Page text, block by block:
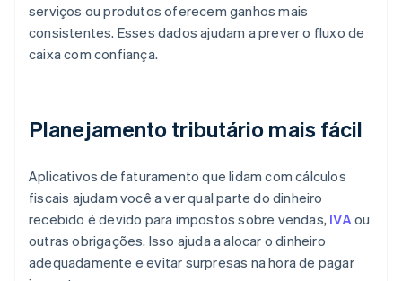
serviços ou produtos oferecem ganhos mais
consistentes. Esses dados ajudam a prever o fluxo de
caixa com confiança.
Planejamento tributário mais fácil
Aplicativos de faturamento que lidam com cálculos
fiscais ajudam você a ver qual parte do dinheiro
recebido é devido para impostos sobre vendas, IVAou
outras obrigações. Isso ajuda a alocar o dinheiro
adequadamente e evitar surpresas na hora de pagar